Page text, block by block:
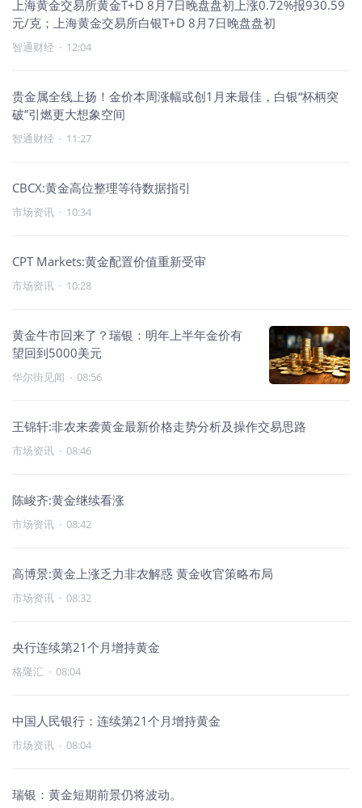
上海黄金交易所黄金T+D 8月7日晚盘盘初上涨0.72%报930.59
元/克；上海黄金交易所白银T+D 8月7日晚盘盘初
智通财经 · 12:04
贵金属全线上扬！金价本周涨幅或创1月来最佳，白银“杯柄突
破”引燃更大想象空间
智通财经 · 11:27
CBCX:黄金高位整理等待数据指引
市场资讯 · 10:34
CPT Markets:黄金配置价值重新受审
市场资讯 · 10:28
黄金牛市回来了？瑞银：明年上半年金价有
望回到5000美元
华尔街见闻 · 08:56
王锦轩:非农来袭黄金最新价格走势分析及操作交易思路
市场资讯 · 08:46
陈峻齐:黄金继续看涨
市场资讯 · 08:42
高博景:黄金上涨乏力非农解惑 黄金收官策略布局
市场资讯 · 08:32
央行连续第21个月增持黄金
格隆汇 · 08:04
中国人民银行：连续第21个月增持黄金
市场资讯 · 08:04
瑞银：黄金短期前景仍将波动。